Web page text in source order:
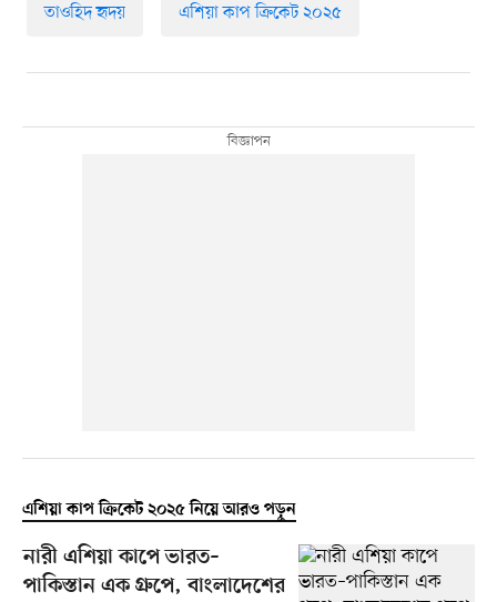
তাওহিদ হৃদয় এশিয়া কাপ ক্রিকেট ২০২৫
এশিয়া কাপ ক্রিকেট ২০২৫ নিয়ে আরও পড়ুন
নারী এশিয়া কাপে ভারত–
পাকিস্তান এক গ্রুপে, বাংলাদেশের